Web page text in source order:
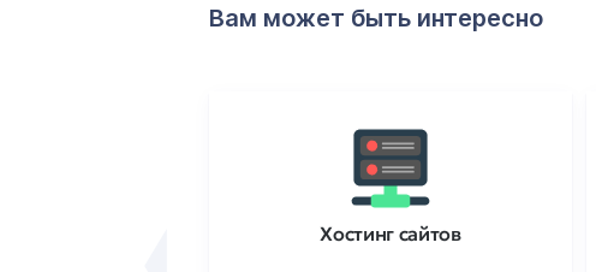
Вам может быть интересно
Хостинг сайтов